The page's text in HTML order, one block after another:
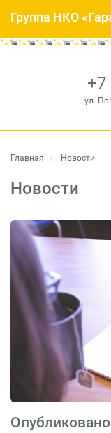
+7
ул.
Группа НКО
Главная Новости
Новости